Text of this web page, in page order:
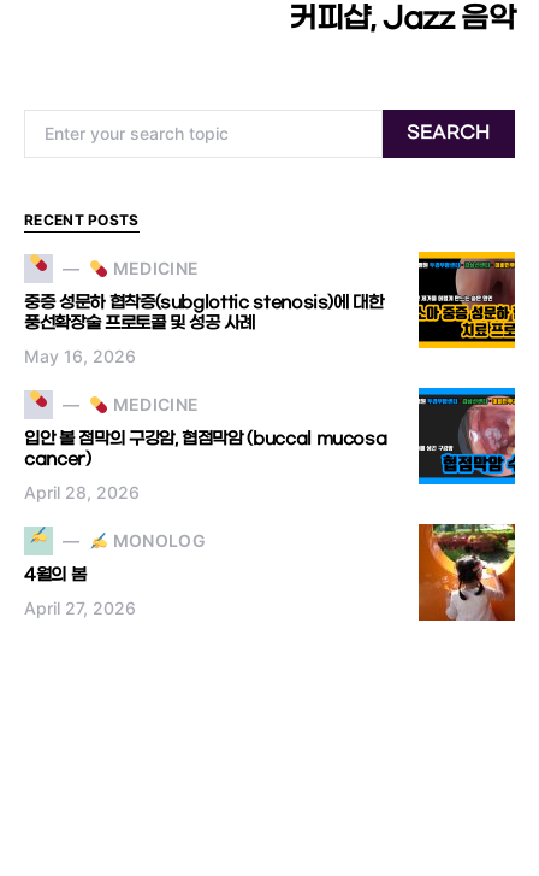
커피샵, Jazz 음악
SEARCH
RECENT POSTS
MEDICINE
중증 성문하 협착증(subglottic stenosis)에 대한
풍선확장술 프로토콜 및 성공 사례
May 16, 2026
MEDICINE
입안 볼 점막의 구강암, 협점막암 (buccal mucosa
cancer)
April 28, 2026
MONOLOG
4월의 봄
April 27, 2026